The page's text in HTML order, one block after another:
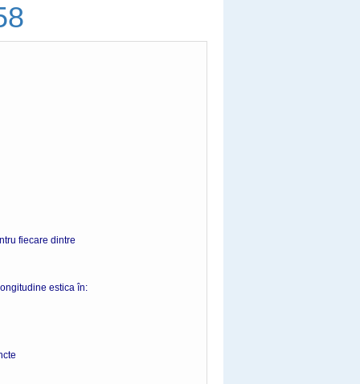
fiecare dintre
estica în: